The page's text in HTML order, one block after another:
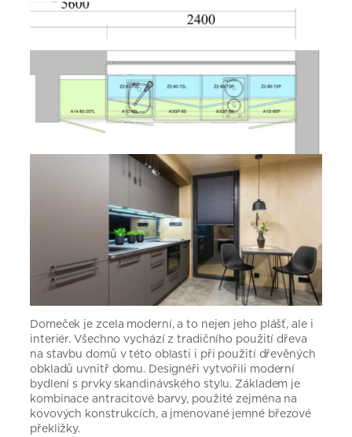
Domeček je zcela moderní, a to nejen jeho plášť, ale i
interiér. Všechno vychází z tradičního použití dřeva
na stavbu domů v této oblasti i při použití dřevěných
obkladů uvnitř domu. Designéři vytvořili moderní
bydlení s prvky skandinávského stylu. Základem je
kombinace antracitové barvy, použité zejména na
kovových konstrukcích, a jmenované jemné březové
překližky.